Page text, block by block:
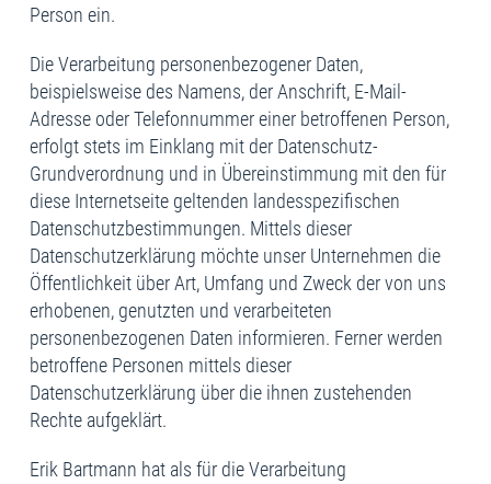
Person ein.
Die Verarbeitung personenbezogener Daten,
beispielsweise des Namens, der Anschrift, E-Mail-
Adresse oder Telefonnummer einer betroffenen Person,
erfolgt stets im Einklang mit der Datenschutz-
Grundverordnung und in Übereinstimmung mit den für
diese Internetseite geltenden landesspezifischen
Datenschutzbestimmungen. Mittels dieser
Datenschutzerklärung möchte unser Unternehmen die
Öffentlichkeit über Art, Umfang und Zweck der von uns
erhobenen, genutzten und verarbeiteten
personenbezogenen Daten informieren. Ferner werden
betroffene Personen mittels dieser
Datenschutzerklärung über die ihnen zustehenden
Rechte aufgeklärt.
Erik Bartmann hat als für die Verarbeitung